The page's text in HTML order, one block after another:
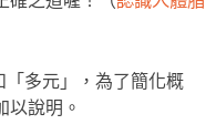
多元」，為了簡化概
以說明。